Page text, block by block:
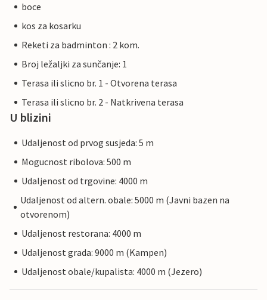
boce
kos za kosarku
Reketi za badminton : 2 kom.
Broj ležaljki za sunčanje: 1
Terasa ili slicno br. 1 - Otvorena terasa
Terasa ili slicno br. 2 - Natkrivena terasa
U blizini
Udaljenost od prvog susjeda: 5 m
Mogucnost ribolova: 500 m
Udaljenost od trgovine: 4000 m
Udaljenost od altern. obale: 5000 m (Javni bazen na
otvorenom)
Udaljenost restorana: 4000 m
Udaljenost grada: 9000 m (Kampen)
Udaljenost obale/kupalista: 4000 m (Jezero)